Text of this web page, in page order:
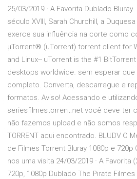
25/03/2019 · A Favorita Dublado
século XVIII, Sarah Churchill, a
exerce sua influência na corte como
µTorrent® (uTorrent) torrent client for
and Linux-- uTorrent is the #1
desktops worldwide. sem esperar
completo. Converta, descarregue e
formatos. Aviso! Acessando e
seriesfilmestorrent.net você deve ter
não fazemos upload e não somos
TORRENT aqui encontrado. BLUDV O
de Filmes Torrent Bluray 1080p e 720p
nos uma visita 24/03/2019 · A Favorita
720p, 1080p Dublado The Pirate